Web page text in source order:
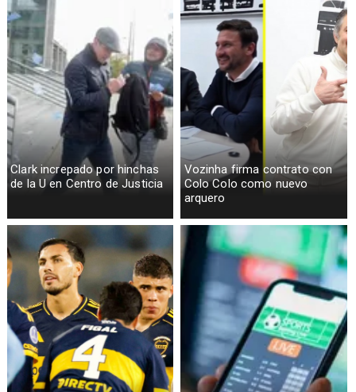
Clark increpado por hinchas
de la U en Centro de Justicia
Vozinha firma contrato con
Colo Colo como nuevo
arquero